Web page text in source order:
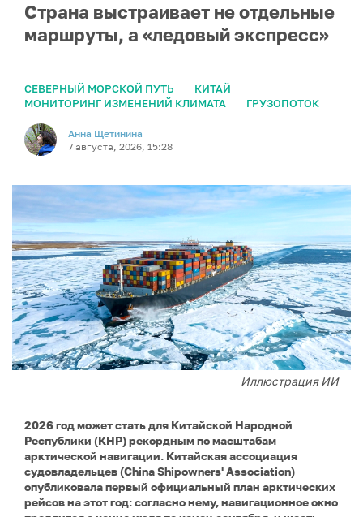
Страна выстраивает не отдельные
маршруты, а «ледовый экспресс»
СЕВЕРНЫЙ МОРСКОЙ ПУТЬ
КИТАЙ
МОНИТОРИНГ ИЗМЕНЕНИЙ КЛИМАТА
ГРУЗОПОТОК
Анна Щетинина
7 августа, 2026, 15:28
Иллюстрация ИИ
2026 год может стать для Китайской Народной
Республики (КНР) рекордным по масштабам
арктической навигации. Китайская ассоциация
судовладельцев (China Shipowners' Association)
опубликовала первый официальный план арктических
рейсов на этот год: согласно нему, навигационное окно